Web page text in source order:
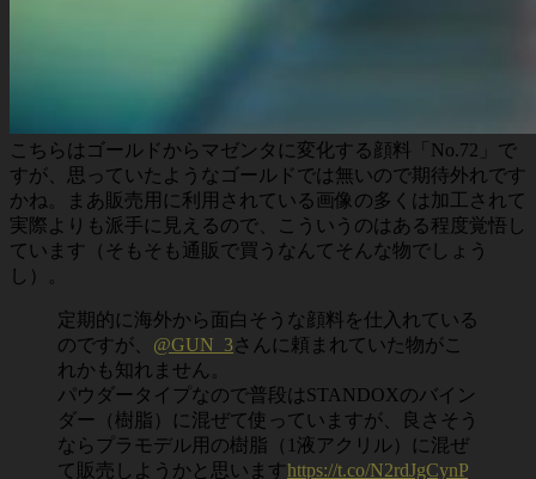
こちらはゴールドからマゼンタに変化する顔料「No.72」で
すが、思っていたようなゴールドでは無いので期待外れです
かね。まあ販売用に利用されている画像の多くは加工されて
実際よりも派手に見えるので、こういうのはある程度覚悟し
ています（そもそも通販で買うなんてそんな物でしょう
し）。
定期的に海外から面白そうな顔料を仕入れている
のですが、 @GUN_3さんに頼まれていた物がこ
れかも知れません。
パウダータイプなので普段はSTANDOXのバイン
ダー（樹脂）に混ぜて使っていますが、良さそう
ならプラモデル用の樹脂（1液アクリル）に混ぜ
て販売しようかと思います https://t.co/N2rdJgCynP